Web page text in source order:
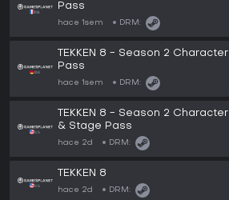
Pass
hace 1sem DRM:
TEKKEN 8 - Season 2 Character
Pass
hace 1sem DRM:
TEKKEN 8 - Season 2 Character
& Stage Pass
hace 2d DRM:
TEKKEN 8
hace 2d DRM: